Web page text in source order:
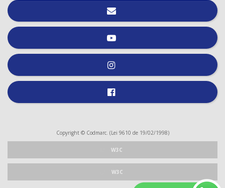
Copyright © Codmarc. (Lei 9610 de 19/02/1998)
W3C
W3C